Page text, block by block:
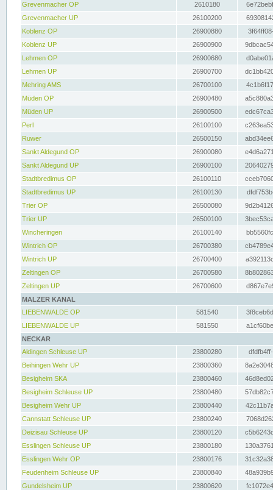
Grevenmacher OP
2610180
Grevenmacher UP
26100200
Koblenz OP
26900880
Koblenz UP
26900900
Lehmen OP
26900680
Lehmen UP
26900700
Mehring AMS
26700100
Müden OP
26900480
Müden UP
26900500
Perl
26100100
Ruwer
26500150
Sankt Aldegund OP
26900080
Sankt Aldegund UP
26900100
Stadtbredimus OP
26100110
Stadtbredimus UP
26100130
Trier OP
26500080
Trier UP
26500100
Wincheringen
26100140
Wintrich OP
26700380
Wintrich UP
26700400
Zeltingen OP
26700580
Zeltingen UP
26700600
MALZER KANAL
LIEBENWALDE OP
581540
LIEBENWALDE UP
581550
NECKAR
Aldingen Schleuse UP
23800280
Beihingen Wehr UP
23800360
Besigheim SKA
23800460
Besigheim Schleuse UP
23800480
Besigheim Wehr UP
23800440
Cannstatt Schleuse UP
23800240
Deizisau Schleuse UP
23800120
Esslingen Schleuse UP
23800180
Esslingen Wehr OP
23800176
Feudenheim Schleuse UP
23800840
Gundelsheim UP
23800620